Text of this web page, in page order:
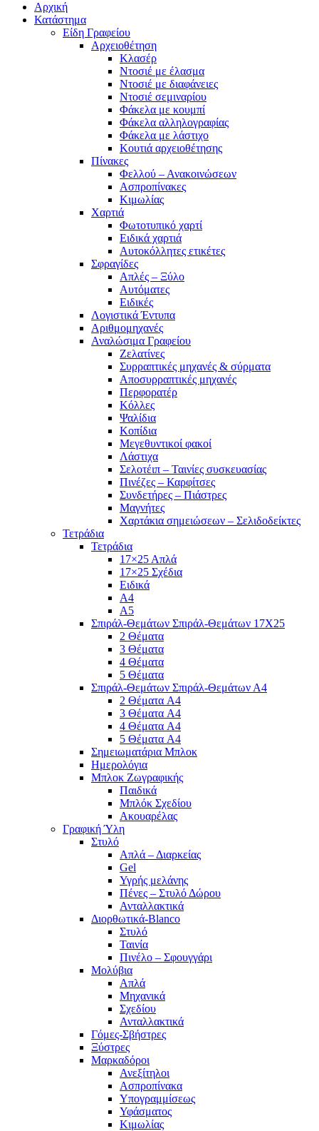
Αρχική
Κατάστημα
Είδη Γραφείου
Αρχειοθέτηση
Κλασέρ
Ντοσιέ με έλασμα
Ντοσιέ με διαφάνειες
Ντοσιέ σεμιναρίου
Φάκελα με κουμπί
Φάκελα αλληλογραφίας
Φάκελα με λάστιχο
Κουτιά αρχειοθέτησης
Πίνακες
Φελλού – Ανακοινώσεων
Ασπροπίνακες
Κιμωλίας
Χαρτιά
Φωτοτυπικό χαρτί
Ειδικά χαρτιά
Αυτοκόλλητες ετικέτες
Σφραγίδες
Απλές – Ξύλο
Αυτόματες
Ειδικές
Λογιστικά Έντυπα
Αριθμομηχανές
Αναλώσιμα Γραφείου
Ζελατίνες
Συρραπτικές μηχανές & σύρματα
Αποσυρραπτικές μηχανές
Περφορατέρ
Κόλλες
Ψαλίδια
Κοπίδια
Μεγεθυντικοί φακοί
Λάστιχα
Σελοτέιπ – Ταινίες συσκευασίας
Πινέζες – Καρφίτσες
Συνδετήρες – Πιάστρες
Μαγνήτες
Χαρτάκια σημειώσεων – Σελιδοδείκτες
Τετράδια
Τετράδια
17×25 Απλά
17×25 Σχέδια
Ειδικά
Α4
Α5
Σπιράλ-Θεμάτων Σπιράλ-Θεμάτων 17Χ25
2 Θέματα
3 Θέματα
4 Θέματα
5 Θέματα
Σπιράλ-Θεμάτων Σπιράλ-Θεμάτων Α4
2 Θέματα A4
3 Θέματα A4
4 Θέματα A4
5 Θέματα A4
Σημειωματάρια Μπλοκ
Ημερολόγια
Μπλοκ Ζωγραφικής
Παιδικά
Μπλόκ Σχεδίου
Ακουαρέλας
Γραφική Ύλη
Στυλό
Απλά – Διαρκείας
Gel
Υγρής μελάνης
Πένες – Στυλό Δώρου
Ανταλλακτικά
Διορθωτικά-Blanco
Στυλό
Ταινία
Πινέλο – Σφουγγάρι
Μολύβια
Απλά
Μηχανικά
Σχεδίου
Ανταλλακτικά
Γόμες-Σβήστρες
Ξύστρες
Μαρκαδόροι
Ανεξίτηλοι
Ασπροπίνακα
Υπογραμμίσεως
Υφάσματος
Κιμωλίας